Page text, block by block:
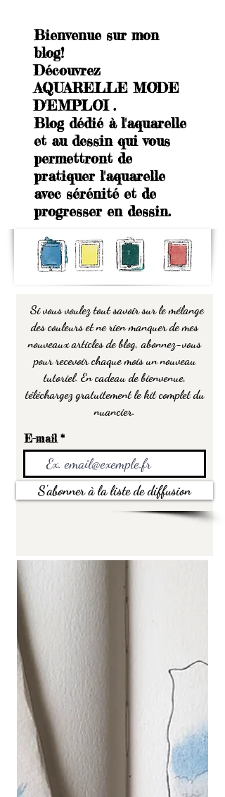
Bienvenue sur mon
blog!
Découvrez
AQUARELLE MODE
D'EMPLOI .
Blog dédié à l'aquarelle
et au dessin qui vous
permettront de
pratiquer l'aquarelle
avec sérénité et de
progresser en dessin.
Si vous voulez tout savoir sur le mélange
des couleurs et ne rien manquer de mes
nouveaux articles de blog, abonnez-vous
pour recevoir chaque mois un nouveau
tutoriel. En cadeau de bienvenue,
téléchargez gratuitement le kit complet du
nuancier.
E-mail
S'abonner à la liste de diffusion